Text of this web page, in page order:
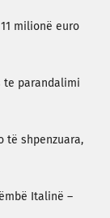
milionë euro
te parandalimi
të shpenzuara,
Italinë –